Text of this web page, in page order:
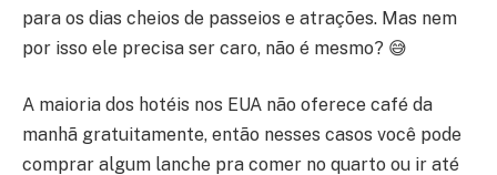
para os dias cheios de passeios e atrações. Mas nem
por isso ele precisa ser caro, não é mesmo? 😅
A maioria dos hotéis nos EUA não oferece café da
manhã gratuitamente, então nesses casos você pode
comprar algum lanche pra comer no quarto ou ir até